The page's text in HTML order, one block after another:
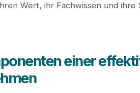
Wert, ihr Fachwissen und ihre
einer